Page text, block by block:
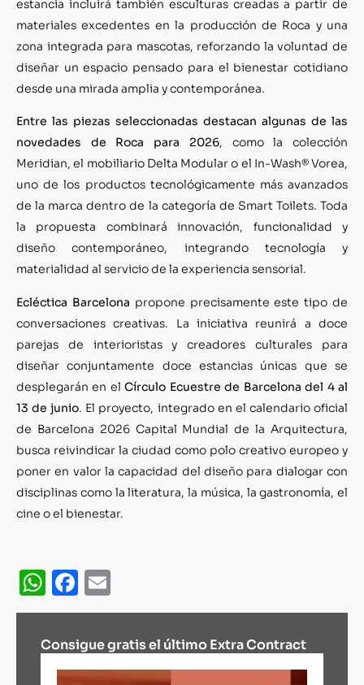
estancia incluirá también esculturas creadas a partir de
materiales excedentes en la producción de Roca y una
zona integrada para mascotas, reforzando la voluntad de
diseñar un espacio pensado para el bienestar cotidiano
desde una mirada amplia y contemporánea.
Entre las piezas seleccionadas destacan algunas de las
novedades de Roca para 2026, como la colección
Meridian, el mobiliario Delta Modular o el In-Wash® Vorea,
uno de los productos tecnológicamente más avanzados
de la marca dentro de la categoría de Smart Toilets. Toda
la propuesta combinará innovación, funcionalidad y
diseño contemporáneo, integrando tecnología y
materialidad al servicio de la experiencia sensorial.
Ecléctica Barcelona propone precisamente este tipo de
conversaciones creativas. La iniciativa reunirá a doce
parejas de interioristas y creadores culturales para
diseñar conjuntamente doce estancias únicas que se
desplegarán en elCírculo Ecuestre de Barcelona del 4 al
13 de junio. El proyecto, integrado en el calendario oficial
de Barcelona 2026 Capital Mundial de la Arquitectura,
busca reivindicar la ciudad como polo creativo europeo y
poner en valor la capacidad del diseño para dialogar con
disciplinas como la literatura, la música, la gastronomía, el
cine o el bienestar.
WhatsApp
Facebook
Consigue gratis el último Extra Contract